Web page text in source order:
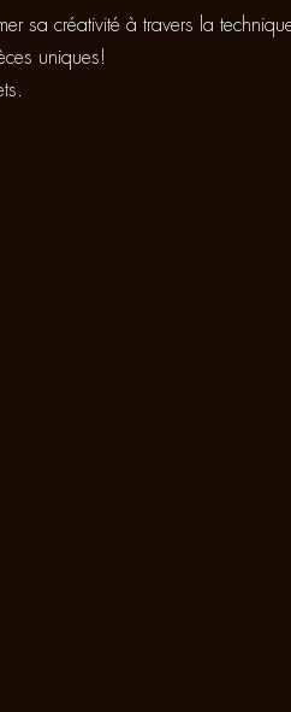
sa créativité à travers la
uniques!